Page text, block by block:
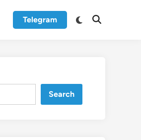
Telegram
Switch
Open
Search